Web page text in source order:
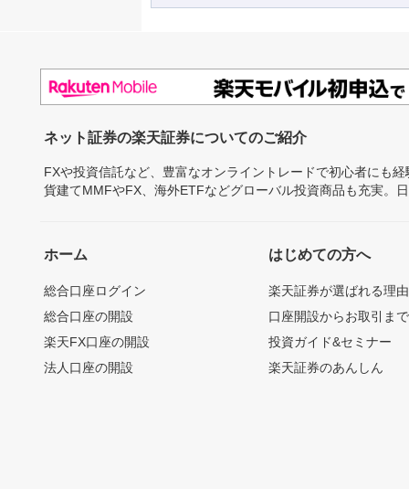
ネット証券の楽天証券についてのご紹介
FXや投資信託など、豊富なオンライントレードで初心者にも
貨建てMMFやFX、海外ETFなどグローバル投資商品も充実。
ホーム
総合口座ログイン
総合口座の開設
楽天FX口座の開設
法人口座の開設
はじめての方へ
楽天証券が選ばれる理由
口座開設からお取引ま
投資ガイド&セミナー
楽天証券のあんしん